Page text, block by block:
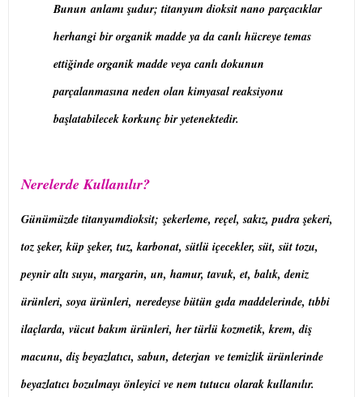
Bunun anlamı şudur; titanyum dioksit nano parçacıklar
herhangi bir organik madde ya da canlı hücreye temas
ettiğinde organik madde veya canlı dokunun
parçalanmasına neden olan kimyasal reaksiyonu
başlatabilecek korkunç bir yetenektedir.
Nerelerde Kullanılır?
Günümüzde titanyumdioksit; şekerleme, reçel, sakız, pudra şekeri,
toz şeker, küp şeker, tuz, karbonat, sütlü içecekler, süt, süt tozu,
peynir altı suyu, margarin, un, hamur, tavuk, et, balık, deniz
ürünleri, soya ürünleri, neredeyse bütün gıda maddelerinde, tıbbi
ilaçlarda, vücut bakım ürünleri, her türlü kozmetik, krem, diş
macunu, diş beyazlatıcı, sabun, deterjan ve temizlik ürünlerinde
beyazlatıcı bozulmayı önleyici ve nem tutucu olarak kullanılır.